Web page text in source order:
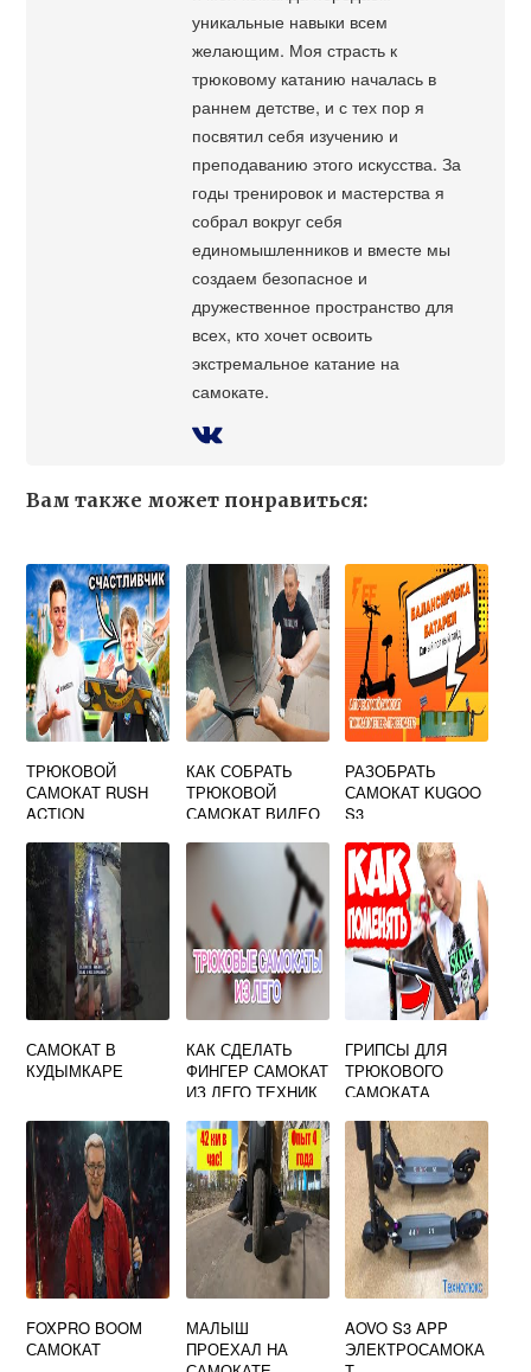
уникальные навыки всем
желающим. Моя страсть к
трюковому катанию началась в
раннем детстве, и с тех пор я
посвятил себя изучению и
преподаванию этого искусства. За
годы тренировок и мастерства я
собрал вокруг себя
единомышленников и вместе мы
создаем безопасное и
дружественное пространство для
всех, кто хочет освоить
экстремальное катание на
самокате.
Вам также может понравиться:
ТРЮКОВОЙ
САМОКАТ RUSH
ACTION
КАК СОБРАТЬ
ТРЮКОВОЙ
САМОКАТ ВИДЕО
РАЗОБРАТЬ
САМОКАТ KUGOO
S3
САМОКАТ В
КУДЫМКАРЕ
КАК СДЕЛАТЬ
ФИНГЕР САМОКАТ
ИЗ ЛЕГО ТЕХНИК
ГРИПСЫ ДЛЯ
ТРЮКОВОГО
САМОКАТА
FOXPRO BOOM
САМОКАТ
МАЛЫШ
ПРОЕХАЛ НА
AOVO S3 APP
ЭЛЕКТРОСАМОКА